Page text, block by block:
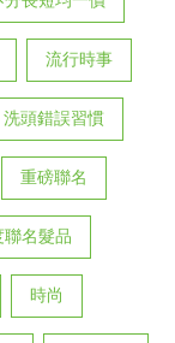
流行時事
洗頭錯誤習慣
重磅聯名
聯名髮品
時尚